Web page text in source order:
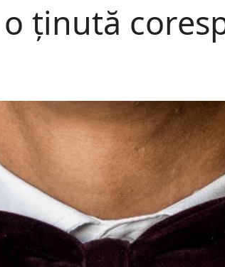
ținută